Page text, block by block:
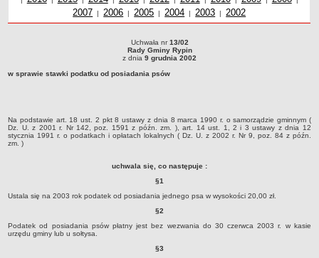
Dane statystyczne
Związki i stowarzyszenia
Realizacja zadań publicznych
RODO Klauzule informacyjne
AKTUALNOŚCI I OGŁOSZENIA
Nr konta bankowego, NIP, REGON
Pracownicy urzędu - urząd gminy
2007 | Uchwały z roku
2006 | Uchwały z roku
2005 | Uchwały z roku
2004 | Uchwały z roku
2003 | Uchwały z roku
2002
Uchwała nr 13/02Rady Gminy Rypinz dnia 9 grudnia 2002w sprawie stawki
Uchwała nr13/02
Rady Gminy Rypin
z dnia 9 grudnia 2002
w sprawie stawki podatku od posiadania psów
Na podstawie art. 18 ust. 2 pkt 8 ustawy z dnia 8 marca 1990 r. o samorządzie gminnym (
Dz. U. z 2001 r. Nr 142, poz. 1591 z późn. zm. ), art. 14 ust. 1, 2 i 3 ustawy z dnia 12
stycznia 1991 r. o podatkach i opłatach lokalnych ( Dz. U. z 2002 r. Nr 9, poz. 84 z późn.
zm. )
uchwala się, co następuje :
§1
Ustala się na 2003 rok podatek od posiadania jednego psa w wysokości 20,00 zł.
§2
Podatek od posiadania psów płatny jest bez wezwania do 30 czerwca 2003 r. w kasie
urzędu gminy lub u sołtysa.
§3